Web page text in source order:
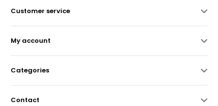
Customer service
My account
Categories
Contact